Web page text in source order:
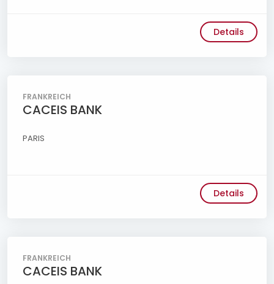
Details
FRANKREICH
CACEIS BANK
PARIS
Details
FRANKREICH
CACEIS BANK